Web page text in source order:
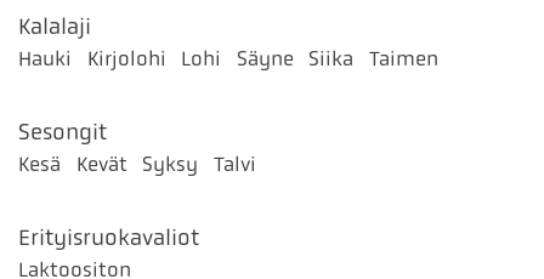
Kalalaji
Hauki Kirjolohi Lohi Säyne Siika Taimen
Sesongit
Kesä Kevät Syksy Talvi
Erityisruokavaliot
Laktoositon